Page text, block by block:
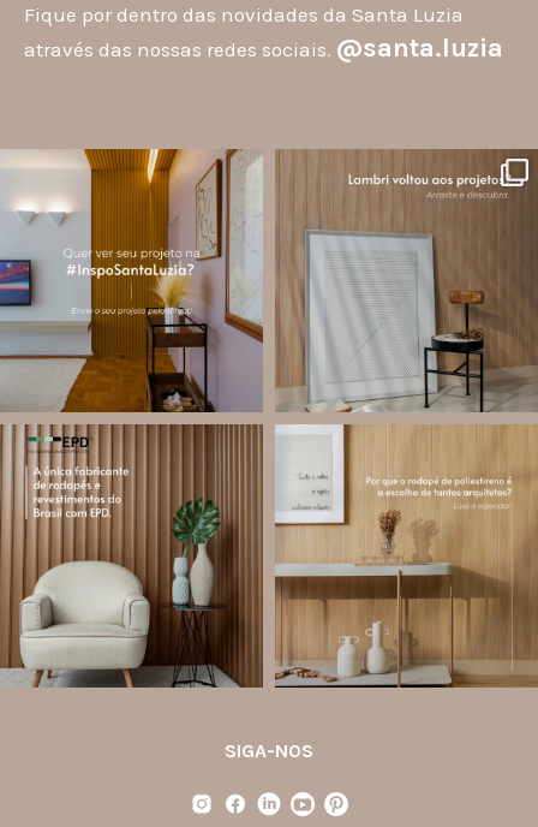
Fique por dentro das novidades da Santa Luzia
através das nossas redes sociais. @santa.luzia
santa.luzia
A #InspoSantaLuzia é um espaço
criado para divulgar projetos que
utilizam produtos Santa Luzia e
valorizar o trabalho de arquitetos,
designers de...
Jul 28
13 0
O lambri é um revestimento versátil
painéis decorativos e diversas
composições para valorizar o
Jul 27
86 8
Você sabe o que é EPD?
A Declaração Ambiental de Produto
(Environmental Product Declaration) é
um documento internacional que
Jul 21
35 1
Os rodapés de poliestireno
conquistaram espaço na arquitetura
porque unem estética, praticidade e
desempenho em um único produto.
Diferente
SIGA-NOS